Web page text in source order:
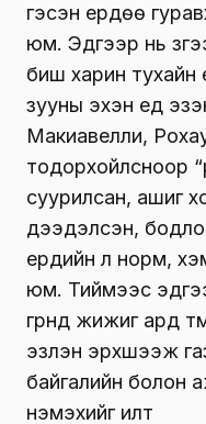
гэсэн ердөө
юм. Эдгээр нь
биш харин тухайн
зууны эхэн үед
Макиавелли,
тодорхойлсноор
суурилсан, ашиг
дээдэлсэн,
ердийн л норм,
юм. Тиймээс
гүрнүүд жижиг ард
эзлэн эрхшээж
байгалийн болон
нэмэхийг илт